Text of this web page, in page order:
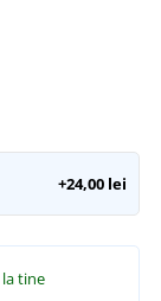
+24,00 lei
la tine